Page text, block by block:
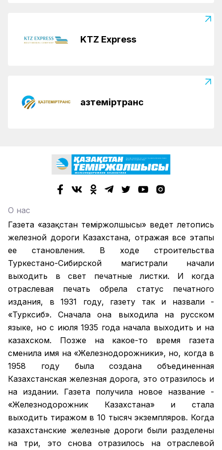
KTZ Express
Қазтеміртранс
О нас
Газета «Қазақстан теміржолшысы» ведет летопись
железной дороги Казахстана, отражая все этапы
ее становления. В ходе строительства
Туркестано-Сибирской магистрали начали
выходить в свет печатные листки. И когда
отраслевая печать обрела статус печатного
издания, в 1931 году, газету так и назвали -
«Турксиб». Сначала она выходила на русском
языке, но с июля 1935 года начала выходить и на
казахском. Позже на какое-то время газета
сменила имя на «Железнодорожники», но, когда в
1958 году была создана объединенная
Казахстанская железная дорога, это отразилось и
на издании. Газета получила новое название -
«Железнодорожник Казахстана» и стала
выходить тиражом в 10 тысяч экземпляров. Когда
казахстанские железные дороги были разделены
на три, это снова отразилось на отраслевой